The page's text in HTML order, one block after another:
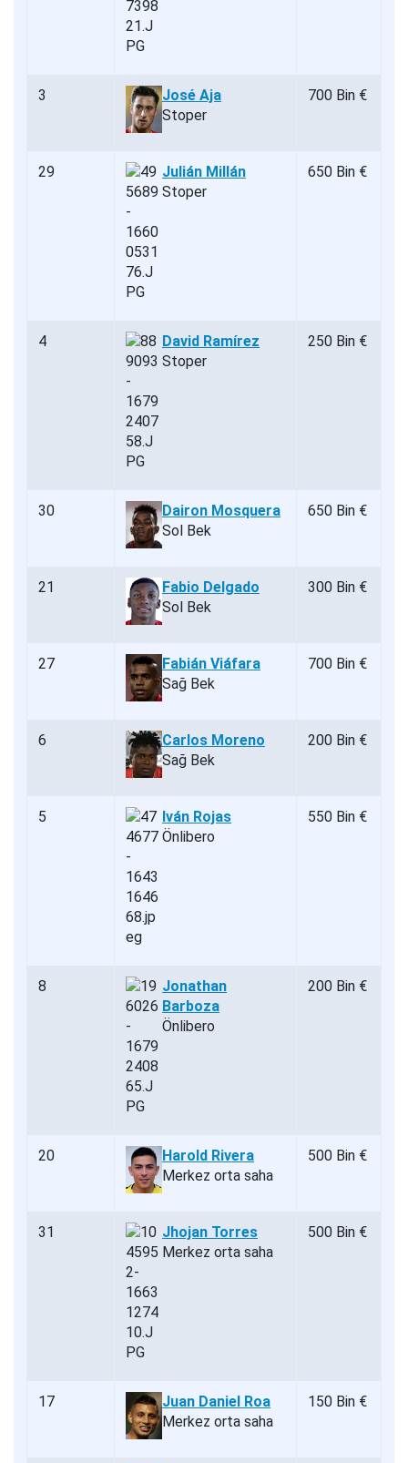
3
José Aja
Stoper
700 Bin €
29
Julián Millán
Stoper
650 Bin €
4
David Ramírez
Stoper
250 Bin €
30
Dairon Mosquera
Sol Bek
650 Bin €
21
Fabio Delgado
Sol Bek
300 Bin €
27
Fabián Viáfara
Sağ Bek
700 Bin €
6
Carlos Moreno
Sağ Bek
200 Bin €
5
Iván Rojas
Önlibero
550 Bin €
8
Jonathan
Barboza
Önlibero
200 Bin €
20
Harold Rivera
Merkez orta saha
500 Bin €
31
Jhojan Torres
Merkez orta saha
500 Bin €
17
Juan Daniel Roa
Merkez orta saha
150 Bin €